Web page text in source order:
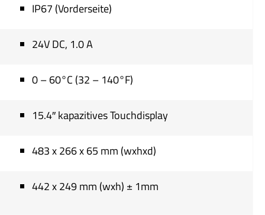
IP67 (Vorderseite)
24V DC, 1.0 A
0 – 60°C (32 – 140°F)
15.4″ kapazitives Touchdisplay
483 x 266 x 65 mm (wxhxd)
442 x 249 mm (wxh) ± 1mm